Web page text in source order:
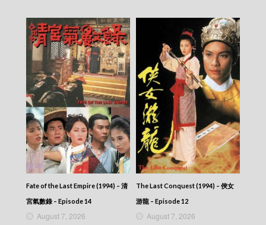
News At 7:30 – 七點半新聞報道 – 2016-04-05
News At 7:30 – 七點半新聞報道 – 2016-04-04
News At 7:30 – 七點半新聞報道 – 2016-04-03
News At 7:30 – 七點半新聞報道 – 2016-04-02
News At 7:30 – 七點半新聞報道 – 2016-04-01
News At 7:30 – 七點半新聞報道 – 2016-03-31
News At 7:30 – 七點半新聞報道 – 2016-03-30
News At 7:30 – 七點半新聞報道 – 2016-03-29
News At 7:30 – 七點半新聞報道 – 2016-03-28
News At 7:30 – 七點半新聞報道 – 2016-03-27
News At 7:30 – 七點半新聞報道 – 2016-03-26
News At 7:30 – 七點半新聞報道 – 2016-03-25
News At 7:30 – 七點半新聞報道 – 2016-03-24
News At 7:30 – 七點半新聞報道 – 2016-03-22
News At 7:30 – 七點半新聞報道 – 2016-03-21
News At 7:30 – 七點半新聞報道 – 2016-03-20
News At 7:30 – 七點半新聞報道 – 2016-03-19
News At 7:30 – 七點半新聞報道 – 2016-03-18
Fate of the Last Empire (1994) – 清
宮氣數錄 – Episode 14
August 7, 2026
The Last Conquest (1994) – 俠女
游龍 – Episode 12
August 7, 2026